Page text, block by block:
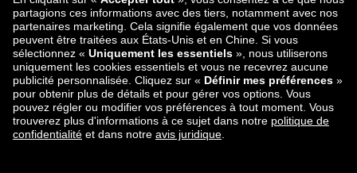
zalando-lounge.lu zalando-lounge.ee
zalando-lounge.lv zalando-lounge.no
Retrouvez-nous
aussi sur